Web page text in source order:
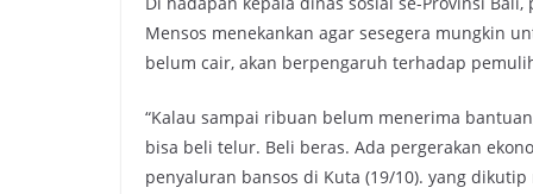
Mensos menekankan agar sesegera mungkin
belum cair, akan berpengaruh terhadap
“Kalau sampai ribuan belum menerima
bisa beli telur. Beli beras. Ada pergerakan
penyaluran bansos di Kuta (19/10). yang